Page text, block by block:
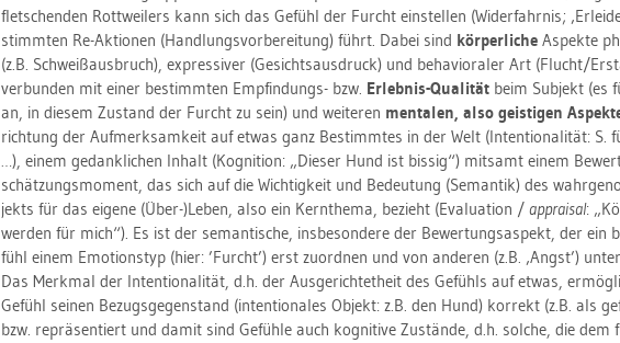
flet­schen­den Rott­wei­lers kann sich das Ge­fühl der Furcht ein­stel­len (Wi­der­fahr­nis;
stimm­ten Re-Ak­tio­nen (Hand­lungs­vor­be­rei­tung) führt. Dabei sind kör­per­li­cheAs­pek­te
(z.B. Schweiß­aus­bruch), ex­pres­si­ver (Ge­sichts­aus­druck) und be­ha­viora­ler Art (Flucht/
ver­bun­den mit einer be­stimm­ten Emp­fin­dungs- bzw. Er­leb­nis-Qua­li­tätbeim Sub­jekt (es
an, in die­sem Zu­stand der Furcht zu sein) und wei­te­ren men­ta­len, also geis­ti­gen
rich­tung der Auf­merk­sam­keit auf etwas ganz Be­stimm­tes in der Welt (In­ten­tio­na­li­tät: S.
…), einem ge­dank­li­chen In­halt (Ko­gni­ti­on: „Die­ser Hund ist bis­sig“) mit­samt einem
schät­zungs­mo­ment, das sich auf die Wich­tig­keit und Be­deu­tung (Se­man­tik) des
jekts für das ei­ge­ne (Über-)Leben, also ein Kern­the­ma, be­zieht (Eva­lua­ti­on / app­rai­sal:
wer­den für mich“). Es ist der se­man­ti­sche, ins­be­son­de­re der Be­wer­tungs­as­pekt, der ein
fühl einem Emo­ti­ons­typ (hier: ’Furcht’) erst zu­ord­nen und von an­de­ren (z.B. ‚Angst’)
Das Merk­mal der In­ten­tio­na­li­tät, d.h. der Aus­ge­richtet­heit des Ge­fühls auf etwas,
Ge­fühl sei­nen Be­zugs­ge­gen­stand (in­ten­tio­na­les Ob­jekt: z.B. den Hund) kor­rekt (z.B. als
bzw. re­prä­sen­tiert und damit sind Ge­füh­le auch ko­gni­ti­ve Zu­stän­de, d.h. sol­che, die dem